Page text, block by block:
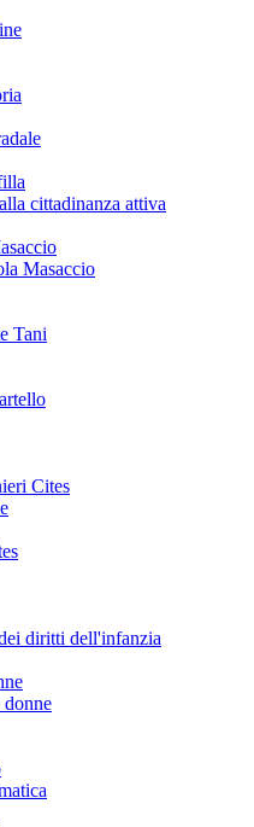
cittadinanza attiva
Masaccio
Tani
Cites
diritti dell'infanzia